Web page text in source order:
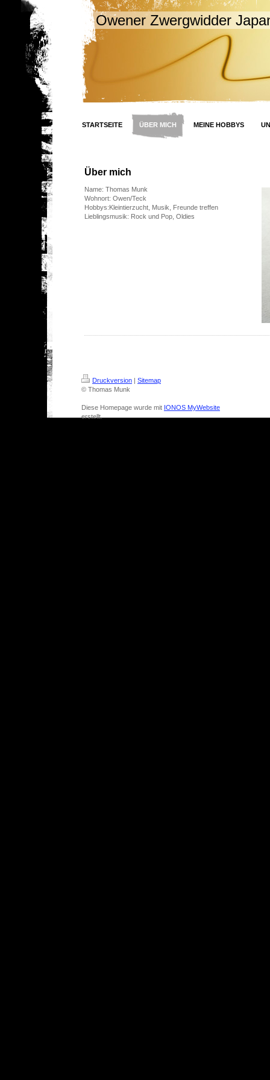
Owener Zwergwidder
STARTSEITE ÜBER MICH MEINE HOBBYS
Über mich
Name: Thomas Munk
Wohnort: Owen/Teck
Hobbys:Kleintierzucht, Musik, Freunde treffen
Lieblingsmusik: Rock und Pop, Oldies
Druckversion | Sitemap
© Thomas Munk
Diese Homepage wurde mit IONOS MyWebsite
erstellt.